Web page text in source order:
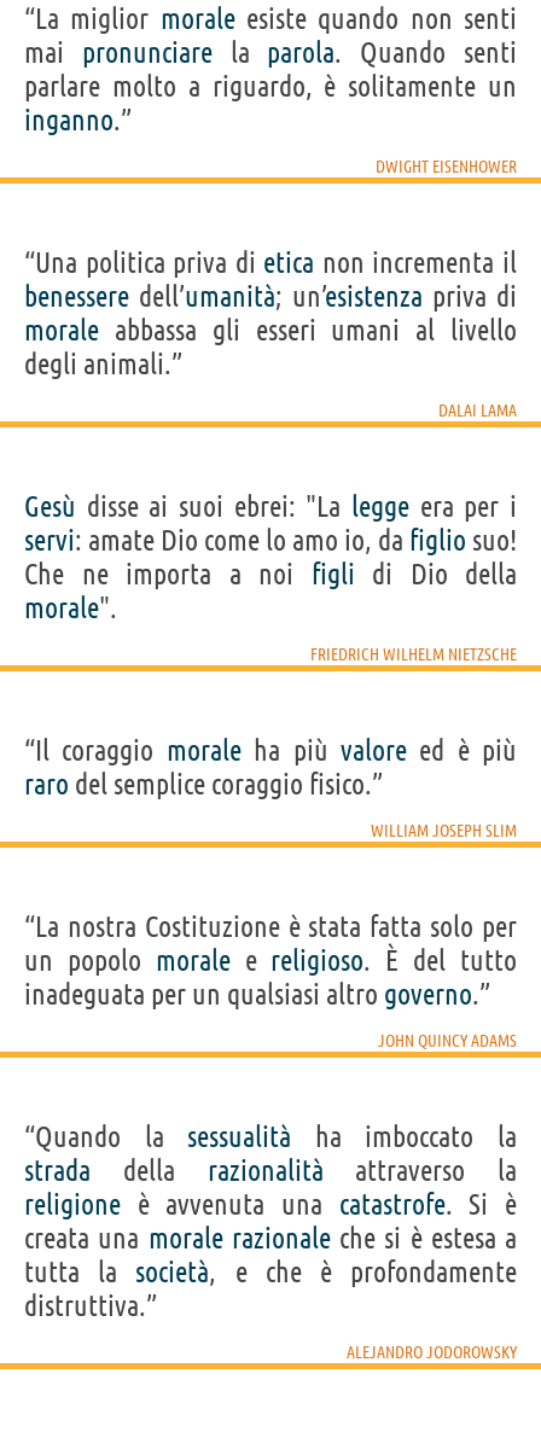
“La miglior moraleesiste quando non senti
mai pronunciarela parola. Quando senti
parlare molto a riguardo, è solitamente un
inganno.”
DWIGHT EISENHOWER
“Una politica priva di etica non incrementa il
benessere dell’umanità; un’esistenza priva di
morale abbassa gli esseri umani al livello
degli animali.”
DALAI LAMA
Gesù disse ai suoi ebrei: "La legge era per i
servi: amate Dio come lo amo io, da figlio suo!
Che ne importa a noi figli di Dio della
morale".
FRIEDRICH WILHELM NIETZSCHE
“Il coraggio moraleha più valoreed è più
raro del semplice coraggio fisico.”
WILLIAM JOSEPH SLIM
“La nostra Costituzione è stata fatta solo per
un popolo moralee religioso. È del tutto
inadeguata per un qualsiasi altro governo.”
JOHN QUINCY ADAMS
“Quando la sessualità ha imboccato la
strada della razionalità attraverso la
religione è avvenuta una catastrofe. Si è
creata una morale razionaleche si è estesa a
tutta la società, e che è profondamente
distruttiva.”
ALEJANDRO JODOROWSKY